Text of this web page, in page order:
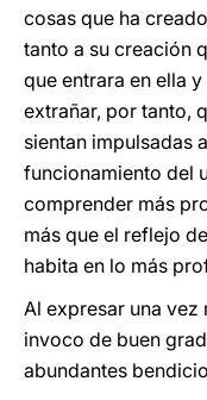
cosas que ha
tanto a su creación
que entrara en ella
extrañar, por tanto,
sientan impulsadas
funcionamiento del
comprender más
más que el reflejo
habita en lo más
Al expresar una
invoco de buen
abundantes